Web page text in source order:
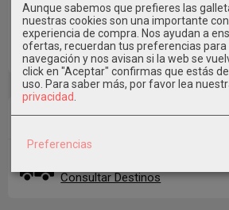
Costes de Envío
Consultar Destinos
Aunque sabemos que prefieres las
nuestras cookies son una importante
experiencia de compra. Nos ayudan a
ofertas, recuerdan tus preferencias
navegación y nos avisan si la web se
click en "Aceptar" confirmas que estás
uso. Para saber más, por favor lea
privacidad
Preferencias